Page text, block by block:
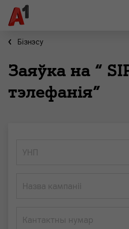
Бiзнэсу
Заяўка на “
тэлефанія”
УНП
Назва кампаніі
Кантактны нумар